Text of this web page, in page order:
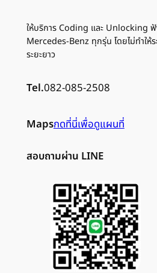
ให้บริการ Coding และ Unlocking ฟั
Mercedes-Benz ทุกรุ่น โดยไม่ทำให้
ระยะยาว
Tel.082-085-2508
Mapsกดที่นี่เพื่อดูแผนที่
สอบถามผ่าน LINE